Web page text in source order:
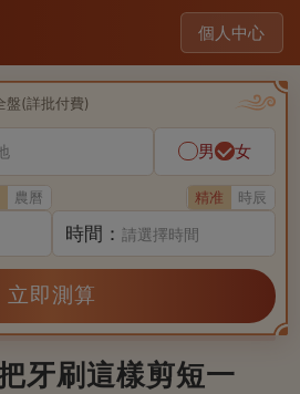
個人中心
盤(詳批付費)
男 女
農曆 精准 時辰
時間：請選擇時間
立即測算
牙刷這樣剪短一